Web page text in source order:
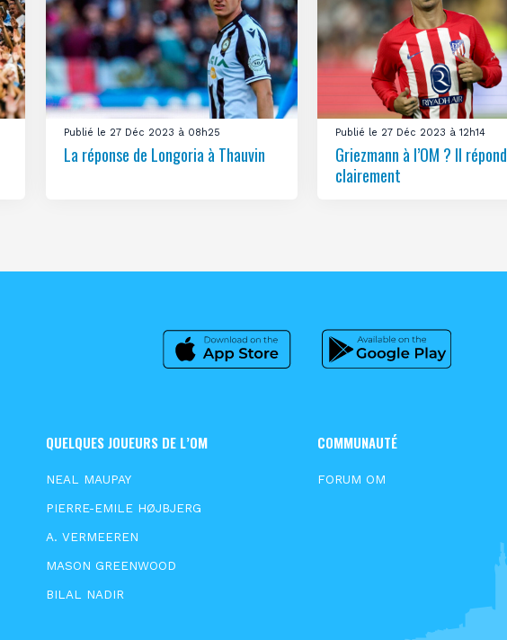
Publié le 27 Déc 2023 à 08h25
La réponse de Longoria à Thauvin
Publié le 27 Déc 2023 à 12h14
Griezmann à l’OM ? Il répond
clairement
QUELQUES JOUEURS DE L’OM
NEAL MAUPAY
PIERRE-EMILE HØJBJERG
A. VERMEEREN
MASON GREENWOOD
BILAL NADIR
COMMUNAUTÉ
FORUM OM